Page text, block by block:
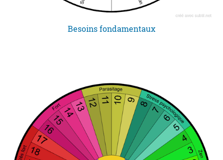
Besoins fondamentaux